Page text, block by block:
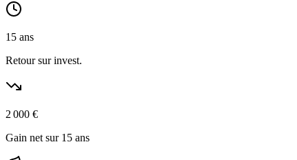
15 ans
Retour sur invest.
2 000 €
Gain net sur 15 ans